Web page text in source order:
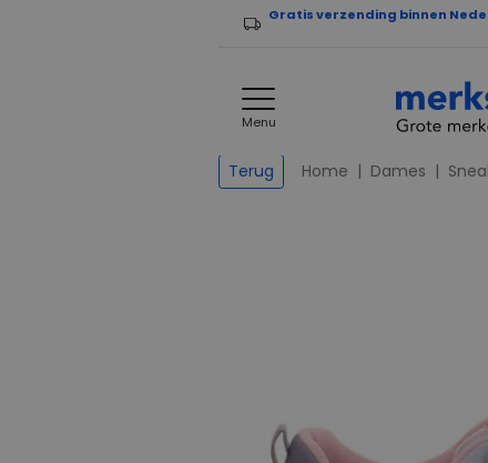
Gratis verzending binnen
Menu
Terug Home Dames